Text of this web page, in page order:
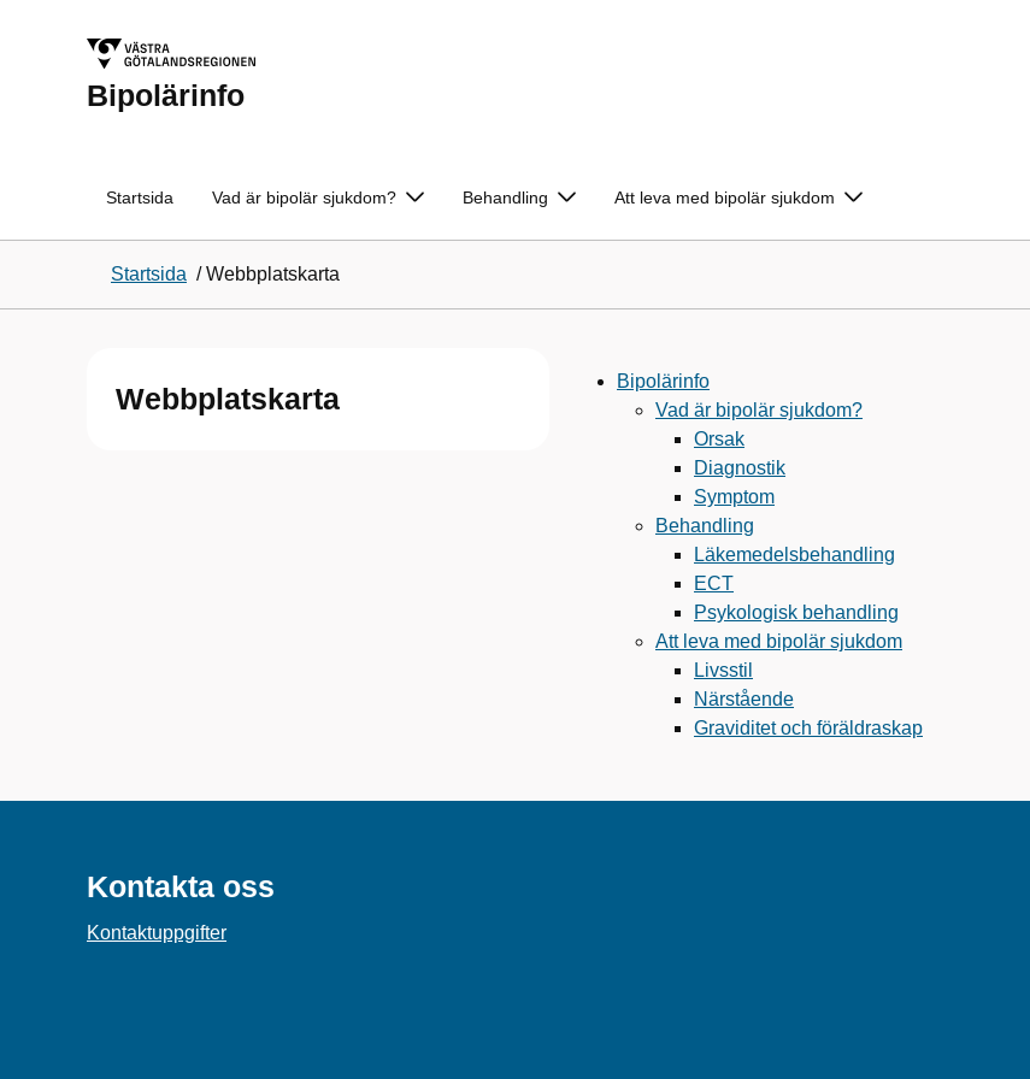
Bipolärinfo
Startsida Vad är bipolär sjukdom? Behandling Att leva med bipolär sjukdom
Startsida /Webbplatskarta
Webbplatskarta
Bipolärinfo
Vad är bipolär sjukdom?
Orsak
Diagnostik
Symptom
Behandling
Läkemedelsbehandling
ECT
Psykologisk behandling
Att leva med bipolär sjukdom
Livsstil
Närstående
Graviditet och föräldraskap
Kontakta oss
Kontaktuppgifter